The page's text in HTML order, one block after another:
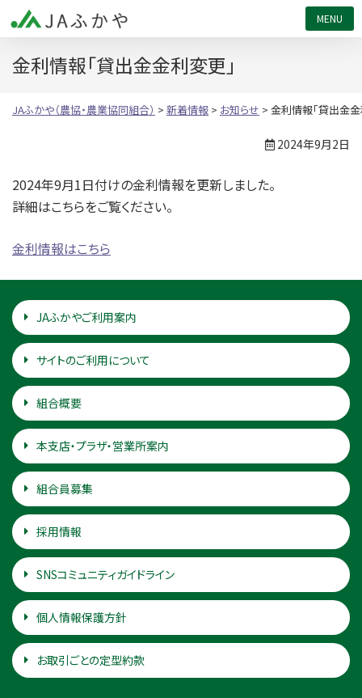
金利情報「貸出金金利変更」
JAふかや（農協・農業協同組合） > 新着情報 > お知らせ > 金利情報「貸出金金
2024年9月2日
2024年9月1日付けの金利情報を更新しました。
詳細はこちらをご覧ください。
金利情報はこちら
JAふかやご利用案内
サイトのご利用について
組合概要
本支店・プラザ・営業所案内
組合員募集
採用情報
SNSコミュニティガイドライン
個人情報保護方針
お取引ごとの定型約款